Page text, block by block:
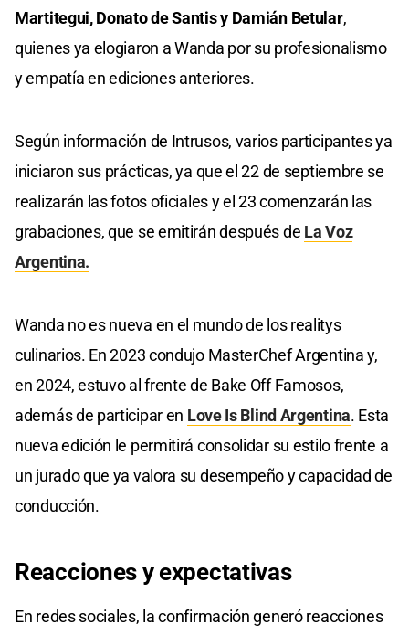
Martitegui, Donato de Santis y Damián Betular,
quienes ya elogiaron a Wanda por su profesionalismo
y empatía en ediciones anteriores.
Según información de Intrusos, varios participantes ya
iniciaron sus prácticas, ya que el 22 de septiembre se
realizarán las fotos oficiales y el 23 comenzarán las
grabaciones, que se emitirán después de La Voz
Argentina.
Wanda no es nueva en el mundo de los realitys
culinarios. En 2023 condujo MasterChef Argentina y,
en 2024, estuvo al frente de Bake Off Famosos,
además de participar en Love Is Blind Argentina. Esta
nueva edición le permitirá consolidar su estilo frente a
un jurado que ya valora su desempeño y capacidad de
conducción.
Reacciones y expectativas
En redes sociales, la confirmación generó reacciones